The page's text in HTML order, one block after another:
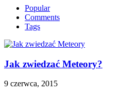
Popular
Comments
Tags
Jak zwiedzać Meteory?
9 czerwca, 2015